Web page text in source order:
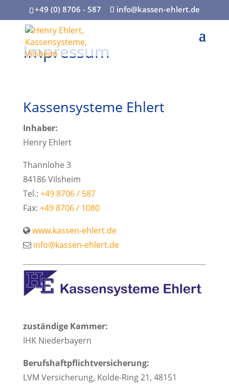
+49 (0) 8706 - 587 info@kassen-ehlert.de
Impressum
Kassensysteme Ehlert
Inhaber:
Henry Ehlert
Thannlohe 3
84186 Vilsheim
Tel.: +49 8706 / 587
Fax: +49 8706 / 1080
www.kassen-ehlert.de
info@kassen-ehlert.de
zuständige Kammer:
IHK Niederbayern
Berufshaftpflichtversicherung:
LVM Versicherung, Kolde-Ring 21, 48151